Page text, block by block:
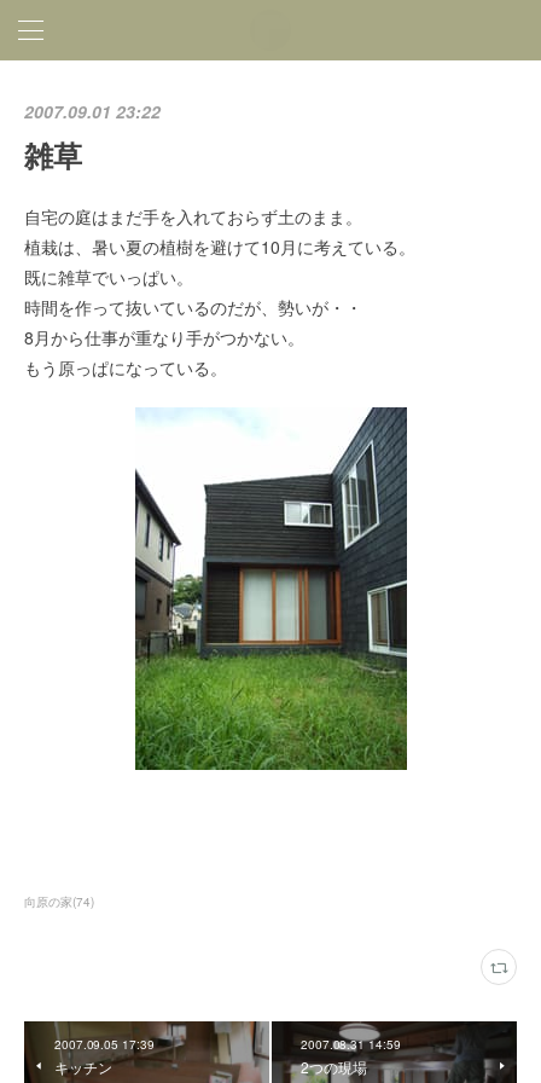
2007.09.01 23:22
雑草
自宅の庭はまだ手を入れておらず土のまま。
植栽は、暑い夏の植樹を避けて10月に考えている。
既に雑草でいっぱい。
時間を作って抜いているのだが、勢いが・・
8月から仕事が重なり手がつかない。
もう原っぱになっている。
向原の家(74)
2007.09.05 17:39
キッチン
2007.08.31 14:59
2つの現場